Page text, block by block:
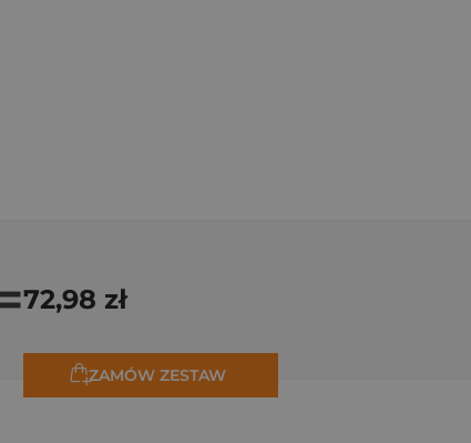
=72,98 zł
ZAMÓW ZESTAW